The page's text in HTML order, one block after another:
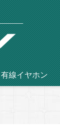
有線イヤホン